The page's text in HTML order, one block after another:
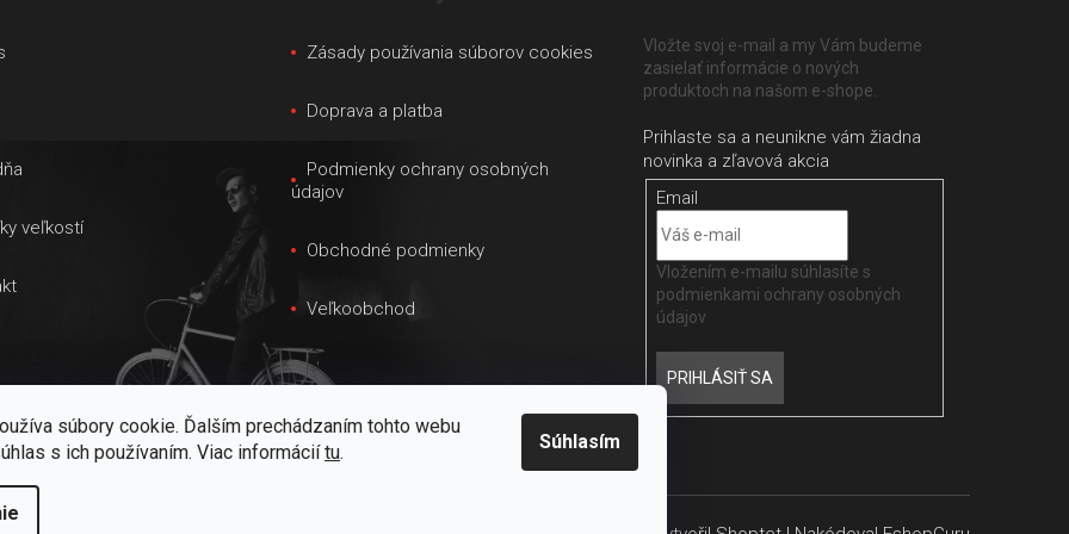
súbory cookie. Ďalším prechádzaním tohto webu
s ich používaním. Viac informáciítu. Súhlasím
veľkostí
Zásady používania súborov cookies
Doprava a platba
Podmienky ochrany osobných
údajov
Obchodné podmienky
Veľkoobchod
Vložte svoj e-mail a my Vám budeme
zasielať informácie o nových
produktoch na našom e-shope.
Email
Vložením e-mailu súhlasíte s
podmienkami ochrany osobných
údajov
PRIHLÁSIŤ SA